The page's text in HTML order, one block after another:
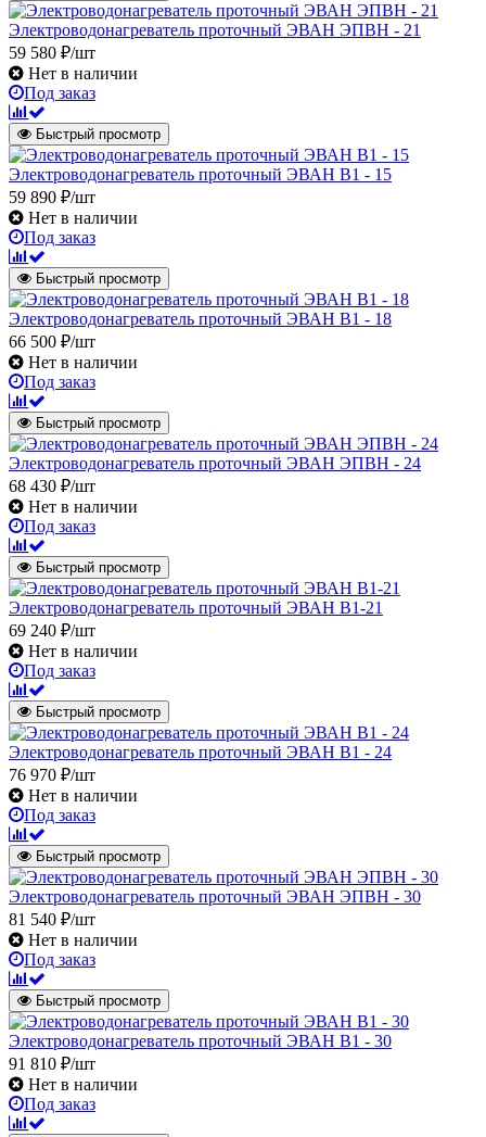
Электроводонагреватель проточный ЭВАН ЭПВН - 21
59 580 ₽/шт
Нет в наличии
Под заказ
Быстрый просмотр
Электроводонагреватель проточный ЭВАН В1 - 15
59 890 ₽/шт
Нет в наличии
Под заказ
Быстрый просмотр
Электроводонагреватель проточный ЭВАН В1 - 18
66 500 ₽/шт
Нет в наличии
Под заказ
Быстрый просмотр
Электроводонагреватель проточный ЭВАН ЭПВН - 24
68 430 ₽/шт
Нет в наличии
Под заказ
Быстрый просмотр
Электроводонагреватель проточный ЭВАН В1-21
69 240 ₽/шт
Нет в наличии
Под заказ
Быстрый просмотр
Электроводонагреватель проточный ЭВАН В1 - 24
76 970 ₽/шт
Нет в наличии
Под заказ
Быстрый просмотр
Электроводонагреватель проточный ЭВАН ЭПВН - 30
81 540 ₽/шт
Нет в наличии
Под заказ
Быстрый просмотр
Электроводонагреватель проточный ЭВАН В1 - 30
91 810 ₽/шт
Нет в наличии
Под заказ